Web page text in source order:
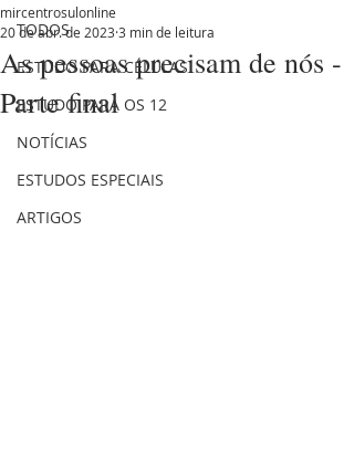
TODOS
ESTUDO PARA CÉLULAS
ESTUDO PARA OS 12
NOTÍCIAS
ESTUDOS ESPECIAIS
ARTIGOS
As pessoas precisam de nós -
Parte final
mircentrosulonline
20 de abr. de 2023 3 min de leitura